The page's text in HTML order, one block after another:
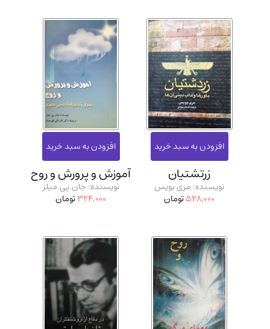
زرتشتیان
نویسنده: مری بویس
528,000تومان
آموزش و پرورش و روح
نویسنده: جان.پی.میلر
324,000تومان